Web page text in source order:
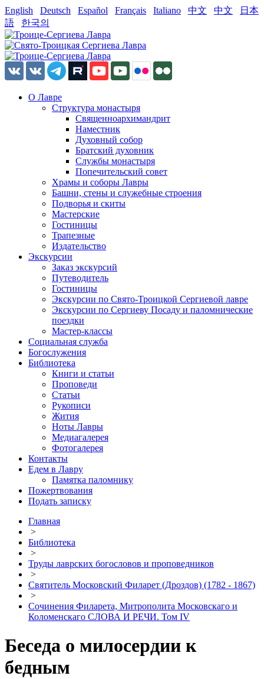
English Deutsch Español Français Italiano 中文 中文
日本
語
한국의
О Лавре
Структура монастыря
Священноархимандрит
Наместник
Духовный собор
Братский духовник
Службы монастыря
Попечительский совет
Храмы и соборы Лавры
Башни, стены и служебные строения
Подворья и скиты
Мастерские
Гостиницы
Трапезные
Издательство
Экскурсии
Заказ экскурсий
Путеводитель
Гостиницы
Экскурсии по Свято-Троицкой Сергиевой лавре
Экскурсии по Сергиеву Посаду и паломнические
поездки
Мастер-классы
Социальная служба
Богослужения
Библиотека
Книги и статьи
Проповеди
Статьи
Рукописи
Жития
Ноты Лавры
Медиагалерея
Фотогалерея
Контакты
Едем в Лавру
Памятка паломнику
Пожертвования
Подать записку
Главная
>
Библиотека
>
Труды лаврских богословов и проповедников
>
Святитель Московский Филарет (Дроздов) (1782 - 1867)
>
Сочинения Филарета, Митрополита Московскаго и
Коломенскаго СЛОВА И РЕЧИ. Том IV
Беседа о милосердии к
бедным